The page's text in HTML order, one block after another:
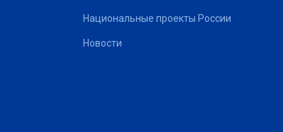
Национальные проекты России
Новости